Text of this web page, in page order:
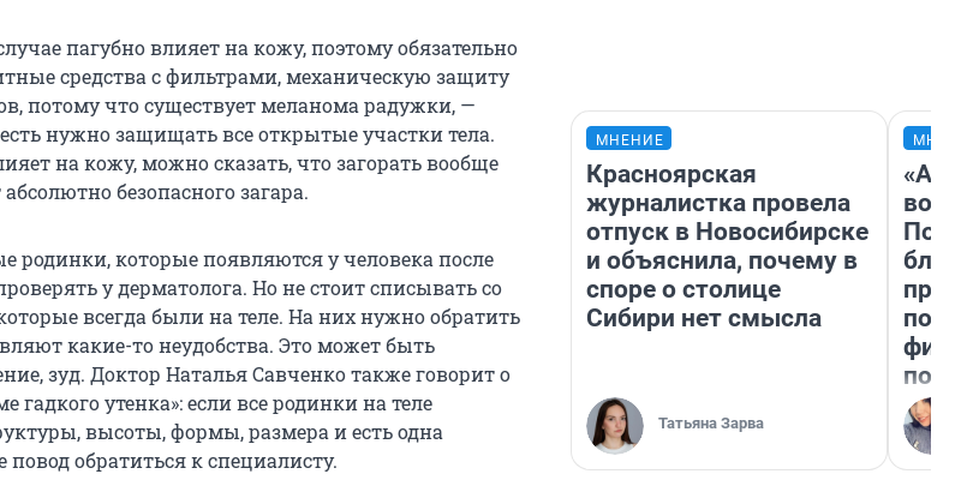
пагубно влияет на кожу, поэтому обязательно
средства с фильтрами, механическую защиту
потому что существует меланома радужки, —
нужно защищать все открытые участки тела.
на кожу, можно сказать, что загорать вообще
безопасного загара.
родинки, которые появляются у человека после
у дерматолога. Но не стоит списывать со
всегда были на теле. На них нужно обратить
какие-то неудобства. Это может быть
зуд. Доктор Наталья Савченко также говорит о
утенка»: если все родинки на теле
высоты, формы, размера и есть одна
обратиться к специалисту.
МНЕНИЕ
Красноярская
журналистка провела
отпуск в Новосибирске
и объяснила, почему в
споре о столице
Сибири нет смысла
Татьяна Зарва
вот